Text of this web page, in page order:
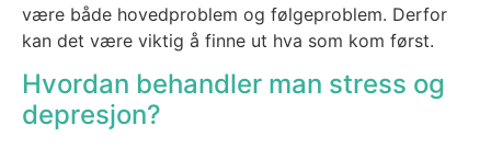
være både hoved­pro­blem og følge­pro­blem. Der­for
kan det være vik­tig å fin­ne ut hva som kom først.
Hvordan behandler man stress og
depresjon?